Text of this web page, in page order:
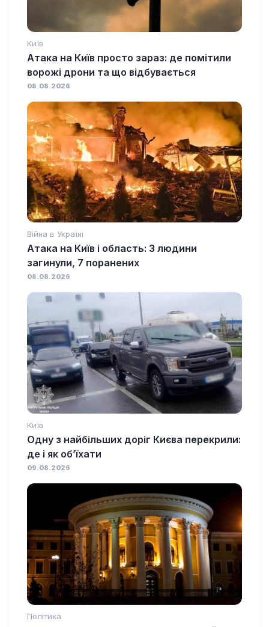
Київ
Атака на Київ просто зараз: де помітили
ворожі дрони та що відбувається
08.08.2026
Війна в Україні
Атака на Київ і область: 3 людини
загинули, 7 поранених
08.08.2026
Київ
Одну з найбільших доріг Києва перекрили:
де і як об’їхати
09.08.2026
Політика